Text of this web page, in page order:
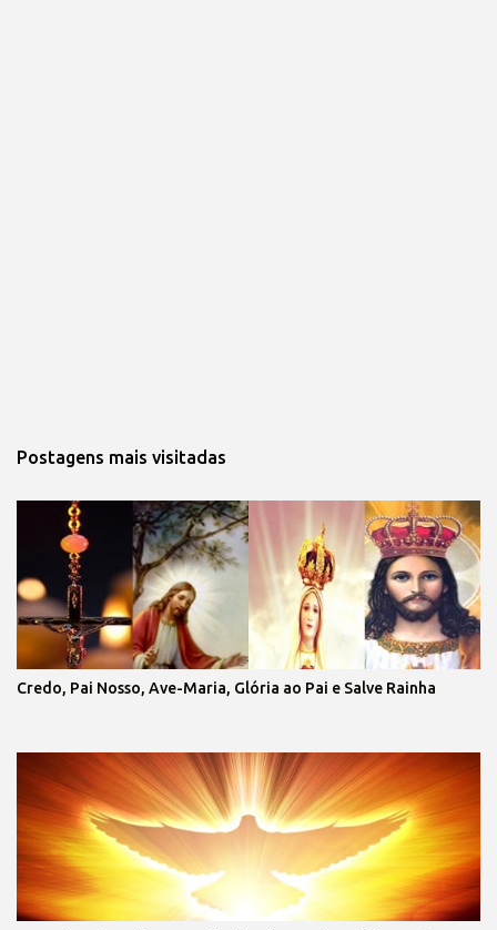
Postagens mais visitadas
Credo, Pai Nosso, Ave-Maria, Glória ao Pai e Salve Rainha